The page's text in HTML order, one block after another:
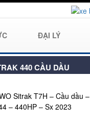
ĐẠI LÝ
440 CẦU DẦU
Sitrak T7H – Cầu dầu –
– 440HP – Sx 2023